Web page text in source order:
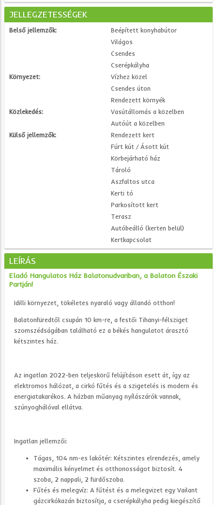
JELLEGZETESSÉGEK
Belső jellemzők:
Beépített konyhabútor
Világos
Csendes
Cserépkályha
Környezet:
Vízhez közel
Csendes úton
Rendezett környék
Közlekedés:
Vasútállomás a közelben
Autóút a közelben
Külső jellemzők:
Rendezett kert
Fúrt kút / Ásott kút
Körbejárható ház
Tároló
Aszfaltos utca
Kerti tó
Parkosított kert
Terasz
Autóbeálló (kerten belül)
Kertkapcsolat
LEÍRÁS
Eladó Hangulatos Ház Balatonudvariban, a Balaton Északi
Partján!
Idilli környezet, tökéletes nyaraló vagy állandó otthon!
Balatonfüredtől csupán 10 km-re, a festői Tihanyi-félsziget
szomszédságában található ez a békés hangulatot árasztó
kétszintes ház.
Az ingatlan 2022-ben teljeskörű felújításon esett át, így az
elektromos hálózat, a cirkó fűtés és a szigetelés is modern és
energiatakarékos. A házban műanyag nyílászárók vannak,
szúnyoghálóval ellátva.
Ingatlan jellemzői:
Tágas, 104 nm-es lakótér: Kétszintes elrendezés, amely
maximális kényelmet és otthonosságot biztosít. 4
szoba, 2 nappali, 2 fürdőszoba.
Fűtés és melegvíz: A fűtést és a melegvizet egy Vailant
gázcirkókazán biztosítja, a cserépkályha pedig kiegészítő